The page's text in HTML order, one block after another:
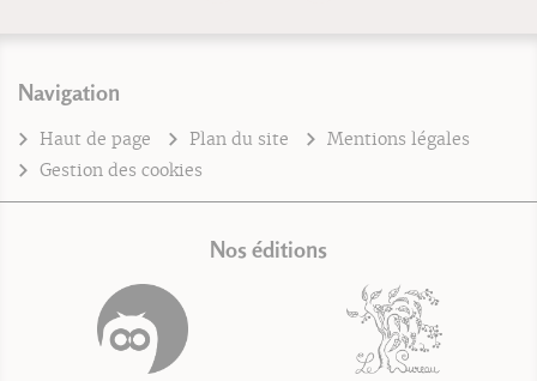
Navigation
Haut de page Plan du site
Mentions légales
Gestion des cookies
Nos éditions